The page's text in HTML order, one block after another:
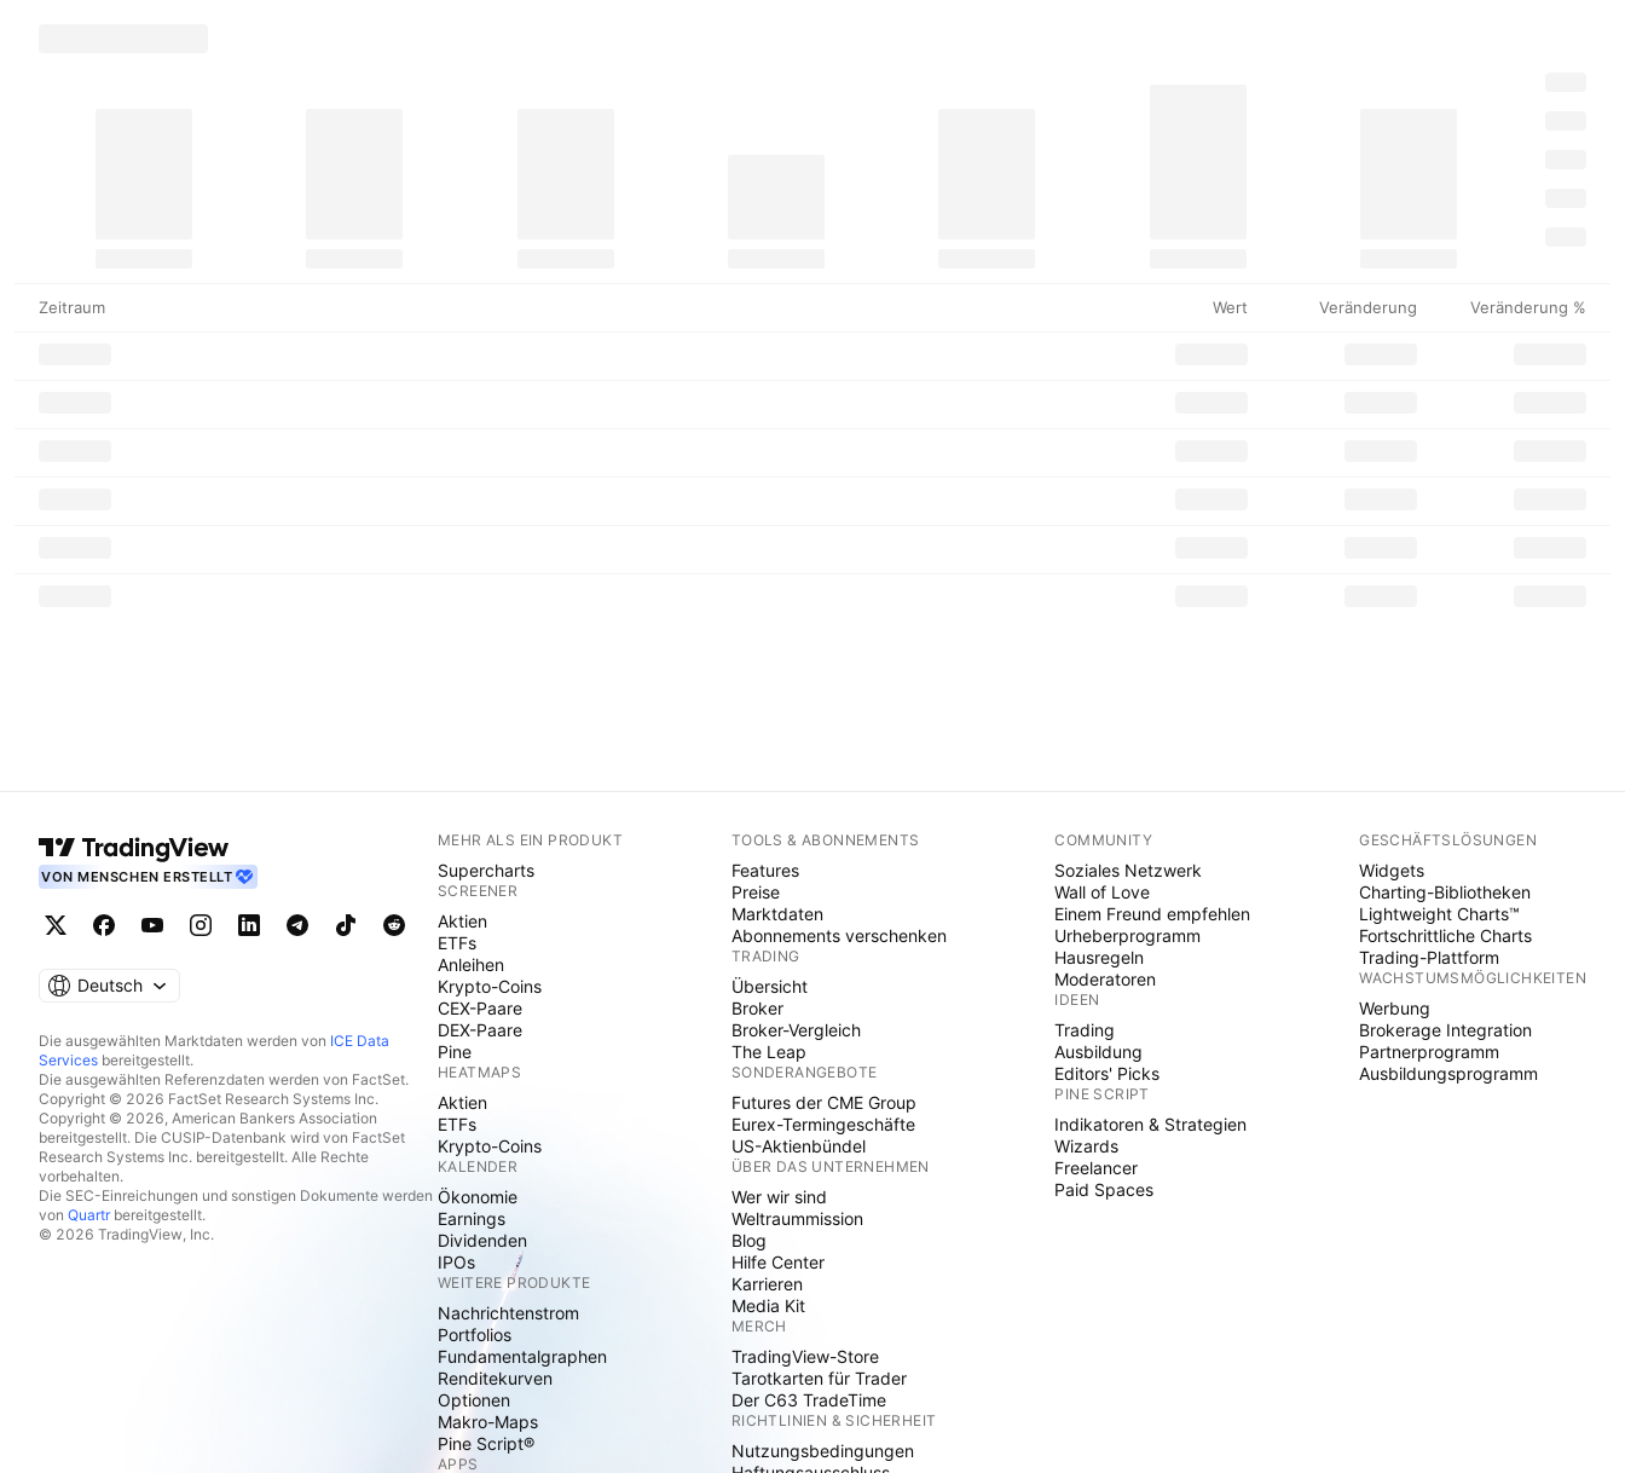
Zeitraum Wert Veränderung Veränderung %
VON MENSCHEN ERSTELLT
Deutsch
Die ausgewählten Marktdaten werden von ICE Data
Services bereitgestellt.
Die ausgewählten Referenzdaten werden von FactSet.
Copyright © 2026 FactSet Research Systems Inc.
Copyright © 2026, American Bankers Association
bereitgestellt. Die CUSIP-Datenbank wird von FactSet
Research Systems Inc. bereitgestellt. Alle Rechte
vorbehalten.
Die SEC-Einreichungen und sonstigen Dokumente werden
von Quartrbereitgestellt.
© 2026 TradingView, Inc.
MEHR ALS EIN PRODUKT
Supercharts
SCREENER
Aktien
ETFs
Anleihen
Krypto-Coins
CEX-Paare
DEX-Paare
Pine
HEATMAPS
Aktien
ETFs
Krypto-Coins
KALENDER
Ökonomie
Earnings
Dividenden
IPOs
WEITERE PRODUKTE
Nachrichtenstrom
Portfolios
Fundamentalgraphen
Renditekurven
Optionen
Makro-Maps
Pine Script®
APPS
TOOLS & ABONNEMENTS
Features
Preise
Marktdaten
Abonnements verschenken
TRADING
Übersicht
Broker
Broker-Vergleich
The Leap
SONDERANGEBOTE
Futures der CME Group
Eurex-Termingeschäfte
US-Aktienbündel
ÜBER DAS UNTERNEHMEN
Wer wir sind
Weltraummission
Blog
Hilfe Center
Karrieren
Media Kit
MERCH
TradingView-Store
Tarotkarten für Trader
Der C63 TradeTime
RICHTLINIEN & SICHERHEIT
Nutzungsbedingungen
COMMUNITY
Soziales Netzwerk
Wall of Love
Einem Freund empfehlen
Urheberprogramm
Hausregeln
Moderatoren
IDEEN
Trading
Ausbildung
Editors' Picks
PINE SCRIPT
Indikatoren & Strategien
Wizards
Freelancer
Paid Spaces
GESCHÄFTSLÖSUNGEN
Widgets
Charting-Bibliotheken
Lightweight Charts™
Fortschrittliche Charts
Trading-Plattform
WACHSTUMSMÖGLICHKEITEN
Werbung
Brokerage Integration
Partnerprogramm
Ausbildungsprogramm